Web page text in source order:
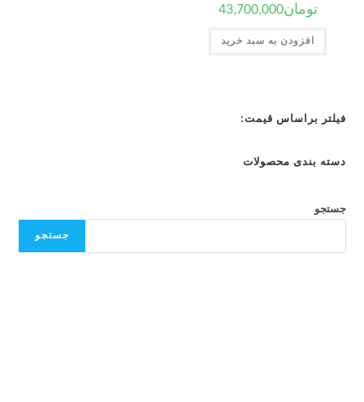
تومان43,700,000
افزودن به سبد خرید
فیلتر براساس قیمت:
دسته بندی محصولات
جستجو
جستجو